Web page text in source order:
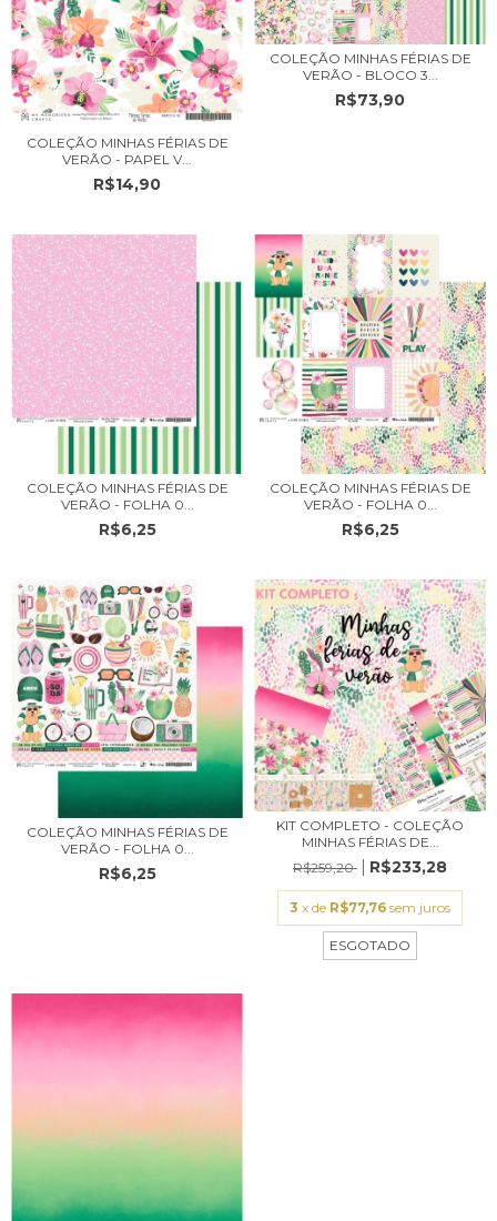
COLEÇÃO MINHAS FÉRIAS DE
VERÃO - PAPEL V...
R$14,90
COLEÇÃO MINHAS FÉRIAS DE
VERÃO - BLOCO 3...
R$73,90
COLEÇÃO MINHAS FÉRIAS DE
VERÃO - FOLHA 0...
R$6,25
COLEÇÃO MINHAS FÉRIAS DE
VERÃO - FOLHA 0...
R$6,25
COLEÇÃO MINHAS FÉRIAS DE
VERÃO - FOLHA 0...
R$6,25
KIT COMPLETO - COLEÇÃO
MINHAS FÉRIAS DE...
R$259,20
R$233,28
3 x de R$77,76 sem juros
ESGOTADO